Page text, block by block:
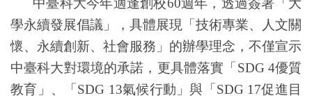
中臺科大今年適逢創校60週年，透過簽署「大
學永續發展倡議」，具體展現「技術專業、人文關
懷、永續創新、社會服務」的辦學理念，不僅宣示
中臺科大對環境的承諾，更具體落實「 SDG 4優質
教育」、「 SDG 13氣候行動」與「 SDG 17促進目